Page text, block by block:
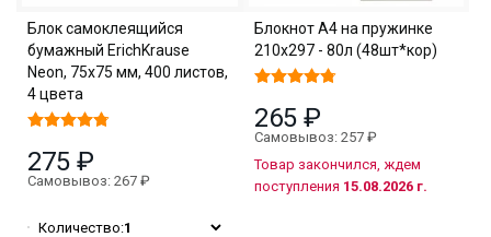
Блок самоклеящийся
бумажный ErichKrause
Neon, 75х75 мм, 400 листов,
4 цвета
275 ₽
Самовывоз: 267 ₽
Количество:1
Блокнот А4 на пружинке
210х297 - 80л (48шт*кор)
265 ₽
Самовывоз: 257 ₽
Товар закончился, ждем
поступления 15.08.2026 г.